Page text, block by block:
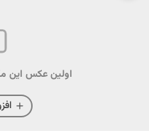
اولین عکس این